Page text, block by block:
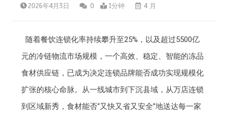
2026年4月3日 0 1分钟 4 月
随着餐饮连锁化率持续攀升至25%，以及超过5500亿
元的冷链物流市场规模，一个高效、稳定、智能的冻品
食材供应链，已成为决定连锁品牌能否成功实现规模化
扩张的核心命脉。从一线城市到下沉县域，从万店连锁
到区域新秀，食材能否“又快又省又安全”地送达每一家